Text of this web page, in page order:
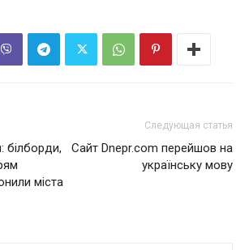
білборди,
міста
Следующая статья
Сайт Dnepr.com перейшов на
українську мову